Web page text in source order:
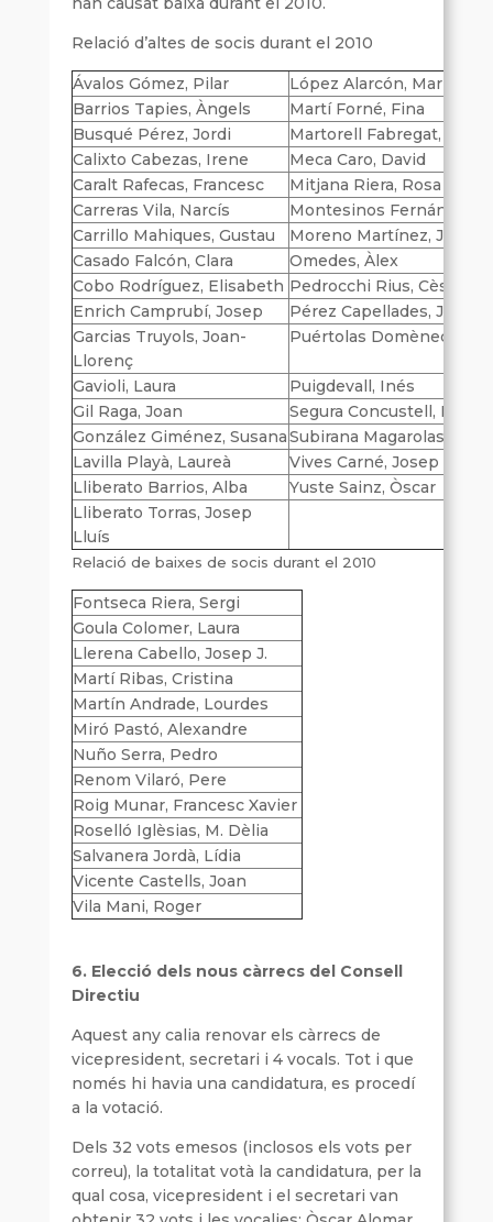
Relació d’altes de socis durant el 2010
Ávalos Gómez, Pilar
López Alarcón, Maria
Barrios Tapies, Àngels
Martí Forné, Fina
Busqué Pérez, Jordi
Martorell Fabregat, Santi
Calixto Cabezas, Irene
Meca Caro, David
Caralt Rafecas, Francesc
Mitjana Riera, Rosa
Carreras Vila, Narcís
Montesinos Fernández,
Carrillo Mahiques, Gustau
Moreno Martínez, José
Casado Falcón, Clara
Omedes, Àlex
Cobo Rodríguez, Elisabeth Pedrocchi Rius, Cèsar
Enrich Camprubí, Josep
Pérez Capellades, José
Garcias Truyols, Joan-
Llorenç
Puértolas Domènech,
Gavioli, Laura
Puigdevall, Inés
Gil Raga, Joan
Segura Concustell, Ignasi
González Giménez, SusanaSubirana Magarolas, M.
Lavilla Playà, Laureà
Vives Carné, Josep
Lliberato Barrios, Alba
Yuste Sainz, Òscar
Lliberato Torras, Josep
Lluís
Relació de baixes de socis durant el 2010
Fontseca Riera, Sergi
Goula Colomer, Laura
Llerena Cabello, Josep J.
Martí Ribas, Cristina
Martín Andrade, Lourdes
Miró Pastó, Alexandre
Nuño Serra, Pedro
Renom Vilaró, Pere
Roig Munar, Francesc Xavier
Roselló Iglèsias, M. Dèlia
Salvanera Jordà, Lídia
Vicente Castells, Joan
Vila Mani, Roger
6. Elecció dels nous càrrecs del Consell
Directiu
Aquest any calia renovar els càrrecs de
vicepresident, secretari i 4 vocals. Tot i que
només hi havia una candidatura, es procedí
a la votació.
Dels 32 vots emesos (inclosos els vots per
correu), la totalitat votà la candidatura, per la
qual cosa, vicepresident i el secretari van